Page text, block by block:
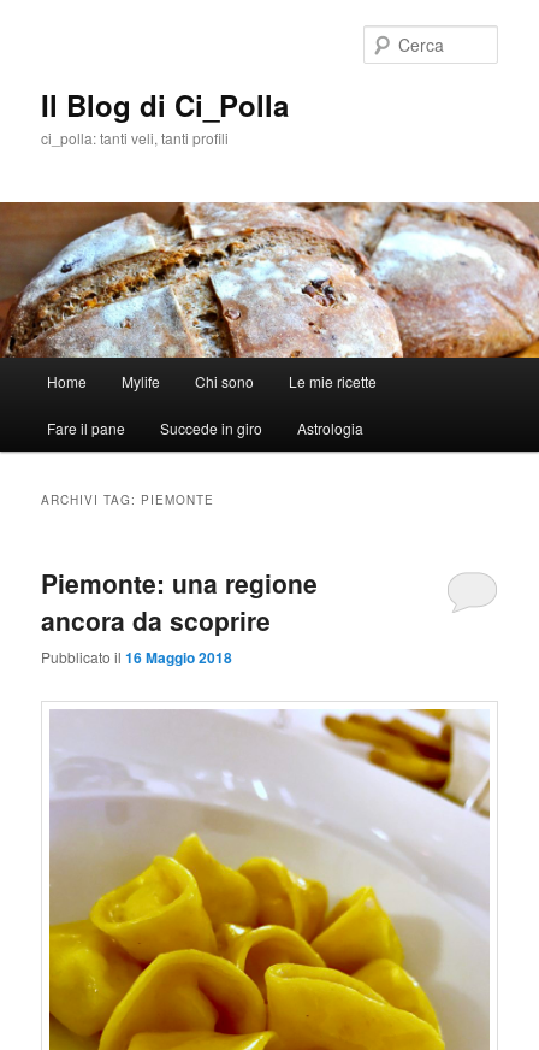
Il Blog di Ci_Polla
ci_polla: tanti veli, tanti profili
principale
Vai
al
Vai
al
Home Mylife Chi sono Le mie ricette
Fare il pane Succede in giro Astrologia
ARCHIVI TAG: PIEMONTE
Piemonte: una regione
ancora da scoprire
Pubblicato il16 Maggio 2018